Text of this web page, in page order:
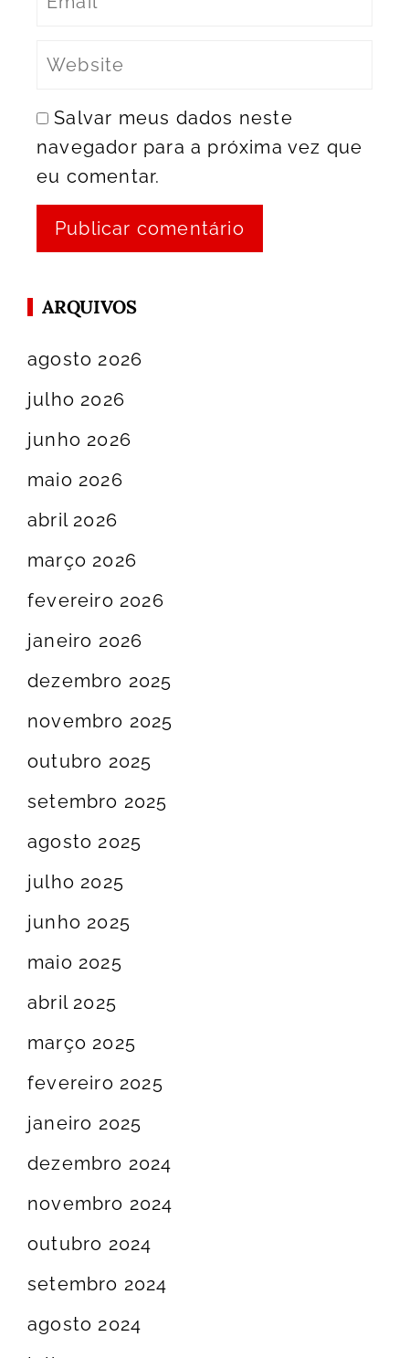
Salvar meus dados neste
navegador para a próxima vez que
eu comentar.
ARQUIVOS
agosto 2026
julho 2026
junho 2026
maio 2026
abril 2026
março 2026
fevereiro 2026
janeiro 2026
dezembro 2025
novembro 2025
outubro 2025
setembro 2025
agosto 2025
julho 2025
junho 2025
maio 2025
abril 2025
março 2025
fevereiro 2025
janeiro 2025
dezembro 2024
novembro 2024
outubro 2024
setembro 2024
agosto 2024